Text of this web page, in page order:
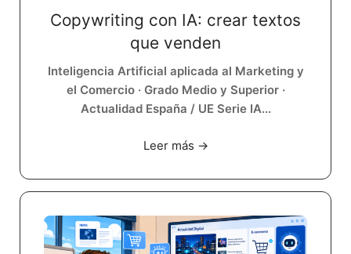
Copywriting con IA: crear textos
que venden
Inteligencia Artificial aplicada al Marketing y
el Comercio · Grado Medio y Superior ·
Actualidad España / UE Serie IA...
Leer más →